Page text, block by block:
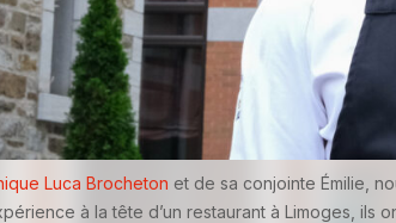
Luca Brocheton et de sa conjointe Émilie,
à la tête d’un restaurant à Limoges, ils